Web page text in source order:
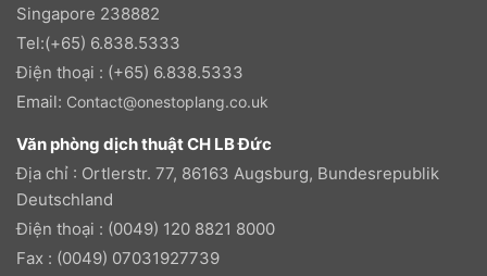
Singapore 238882
Tel:(+65) 6.838.5333
Điện thoại : (+65) 6.838.5333
Email: Contact@onestoplang.co.uk
Văn phòng dịch thuật CH LB Đức
Địa chỉ : Ortlerstr. 77, 86163 Augsburg, Bundesrepublik
Deutschland
Điện thoại : (0049) 120 8821 8000
Fax : (0049) 07031927739